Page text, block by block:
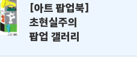
[아트 팝업북]
초현실주의
팝업 갤러리